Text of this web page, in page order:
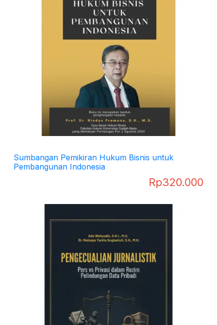
Sumbangan Pemikiran Hukum Bisnis untuk
Pembangunan Indonesia
Rp320.000